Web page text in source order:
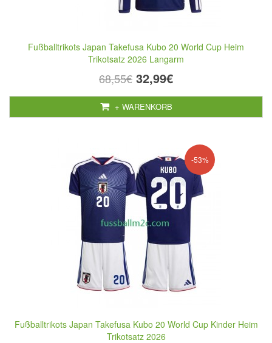
Fußballtrikots Japan Takefusa Kubo 20 World Cup Heim
Trikotsatz 2026 Langarm
68,55€ 32,99€
+ WARENKORB
-53%
Fußballtrikots Japan Takefusa Kubo 20 World Cup Kinder Heim
Trikotsatz 2026